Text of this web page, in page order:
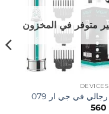
متوفر في المخزون
في جي ار 079
560